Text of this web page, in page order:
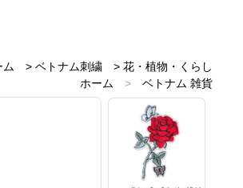
ム > ベトナム刺繍 > 花・植物・くらし
ホーム
>
ベトナム 雑貨
ホーム
>
ベトナムのお土産雑貨
赤・レッド 雑貨
レトロアジアン